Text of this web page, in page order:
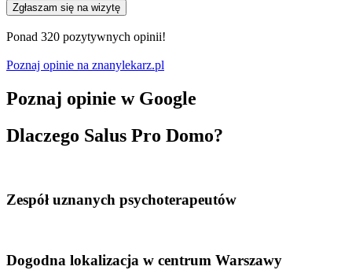
Zgłaszam się na wizytę
Ponad 320 pozytywnych opinii!
Poznaj opinie na znanylekarz.pl
Poznaj opinie w Google
Dlaczego Salus Pro Domo?
Zespół uznanych psychoterapeutów
Dogodna lokalizacja w centrum Warszawy